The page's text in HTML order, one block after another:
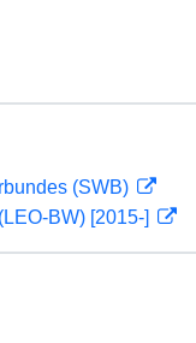
(SWB)
BW) [2015-]